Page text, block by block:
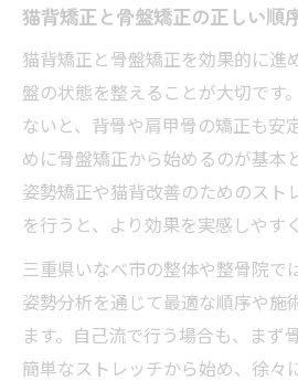
猫背矯正と骨盤矯正の正しい順
猫背矯正と骨盤矯正を効果的に進
盤の状態を整えることが大切です
ないと、背骨や肩甲骨の矯正も安
めに骨盤矯正から始めるのが基本
姿勢矯正や猫背改善のためのスト
を行うと、より効果を実感しやす
三重県いなべ市の整体や整骨院で
姿勢分析を通じて最適な順序や施
ます。自己流で行う場合も、まず
簡単なストレッチから始め、徐々